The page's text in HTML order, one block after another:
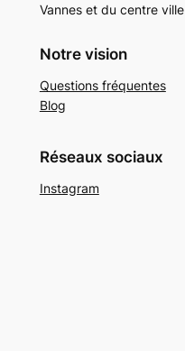
Vannes et du centre ville
Notre vision
Questions fréquentes
Blog
Réseaux sociaux
Instagram